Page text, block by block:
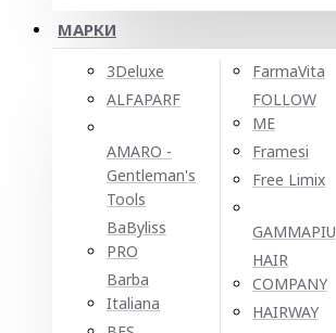
МАРКИ
3Deluxe
ALFAPARF
AMARO -
Gentleman's
Tools
BaByliss
PRO
Barba
Italiana
FarmaVita
FOLLOW
ME
Framesi
Free Limix
GAMMAPIU
HAIR
COMPANY
HAIRWAY